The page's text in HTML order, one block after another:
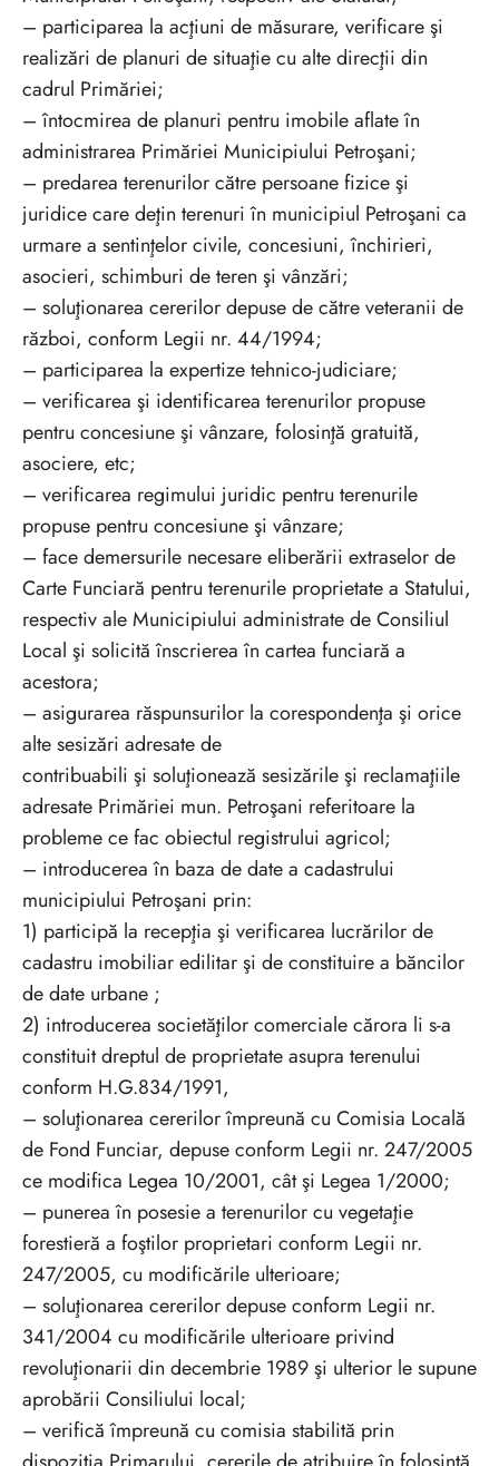
– participarea la acţiuni de măsurare, verificare şi
realizări de planuri de situaţie cu alte direcţii din
cadrul Primăriei;
– întocmirea de planuri pentru imobile aflate în
administrarea Primăriei Municipiului Petroşani;
– predarea terenurilor către persoane fizice şi
juridice care deţin terenuri în municipiul Petroşani ca
urmare a sentinţelor civile, concesiuni, închirieri,
asocieri, schimburi de teren şi vânzări;
– soluţionarea cererilor depuse de către veteranii de
război, conform Legii nr. 44/1994;
– participarea la expertize tehnico-judiciare;
– verificarea şi identificarea terenurilor propuse
pentru concesiune şi vânzare, folosinţă gratuită,
asociere, etc;
– verificarea regimului juridic pentru terenurile
propuse pentru concesiune şi vânzare;
– face demersurile necesare eliberării extraselor de
Carte Funciară pentru terenurile proprietate a Statului,
respectiv ale Municipiului administrate de Consiliul
Local şi solicită înscrierea în cartea funciară a
acestora;
– asigurarea răspunsurilor la corespondenţa şi orice
alte sesizări adresate de
contribuabili şi soluţionează sesizările şi reclamaţiile
adresate Primăriei mun. Petroşani referitoare la
probleme ce fac obiectul registrului agricol;
– introducerea în baza de date a cadastrului
municipiului Petroşani prin:
1) participă la recepţia şi verificarea lucrărilor de
cadastru imobiliar edilitar şi de constituire a băncilor
de date urbane ;
2) introducerea societăţilor comerciale cărora li s-a
constituit dreptul de proprietate asupra terenului
conform H.G.834/1991,
– soluţionarea cererilor împreună cu Comisia Locală
de Fond Funciar, depuse conform Legii nr. 247/2005
ce modifica Legea 10/2001, cât şi Legea 1/2000;
– punerea în posesie a terenurilor cu vegetaţie
forestieră a foştilor proprietari conform Legii nr.
247/2005, cu modificările ulterioare;
– soluţionarea cererilor depuse conform Legii nr.
341/2004 cu modificările ulterioare privind
revoluţionarii din decembrie 1989 şi ulterior le supune
aprobării Consiliului local;
– verifică împreună cu comisia stabilită prin